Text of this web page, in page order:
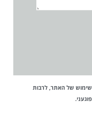
של האתר, לרבות